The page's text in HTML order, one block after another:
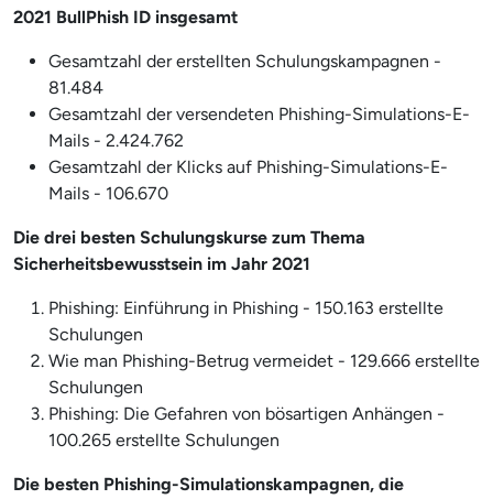
2021 BullPhish ID insgesamt
Gesamtzahl der erstellten Schulungskampagnen -
81.484
Gesamtzahl der versendeten Phishing-Simulations-E-
Mails - 2.424.762
Gesamtzahl der Klicks auf Phishing-Simulations-E-
Mails - 106.670
Die drei besten Schulungskurse zum Thema
Sicherheitsbewusstsein im Jahr 2021
Phishing: Einführung in Phishing - 150.163 erstellte
Schulungen
Wie man Phishing-Betrug vermeidet - 129.666 erstellte
Schulungen
Phishing: Die Gefahren von bösartigen Anhängen -
100.265 erstellte Schulungen
Die besten Phishing-Simulationskampagnen, die